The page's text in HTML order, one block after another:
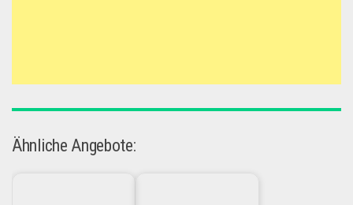
Ähnliche Angebote: